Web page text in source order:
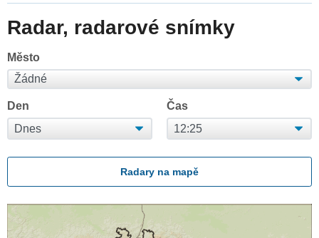
Radar, radarové snímky
Město
Den Čas
Radary na mapě